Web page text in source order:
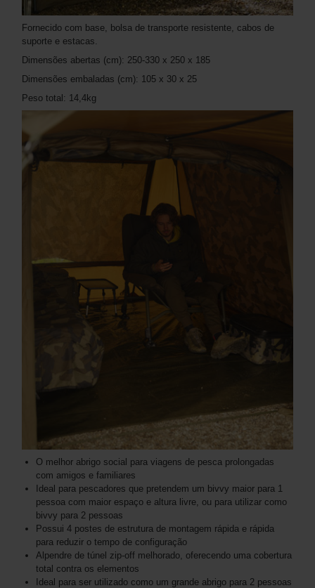
Fornecido com base, bolsa de transporte resistente, cabos de
suporte e estacas.
Dimensões abertas (cm): 250-330 x 250 x 185
Dimensões embaladas (cm): 105 x 30 x 25
Peso total: 14,4kg
O melhor abrigo social para viagens de pesca prolongadas
com amigos e familiares
Ideal para pescadores que pretendem um bivvy maior para 1
pessoa com maior espaço e altura livre, ou para utilizar como
bivvy para 2 pessoas
Possui 4 postes de estrutura de montagem rápida e rápida
para reduzir o tempo de configuração
Alpendre de túnel zip-off melhorado, oferecendo uma cobertura
total contra os elementos
Ideal para ser utilizado como um grande abrigo para 2 pessoas